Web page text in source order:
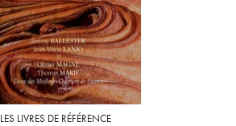
LES LIVRES DE RÉFÉRENCE